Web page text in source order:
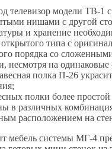
телевизор модели ТВ-
нишами с другой
и хранение
типа с
порядка со
несмотря на
полка П-26
полки более
в различных
расположением на
мебель системы МГ-4